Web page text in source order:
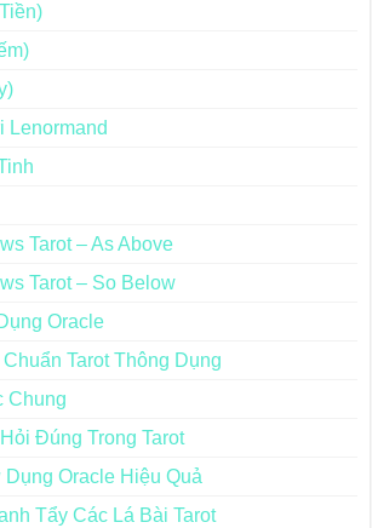
Lenormand
Tarot – As Above
Tarot – So Below
Oracle
Tarot Thông Dụng
Chung
Đúng Trong Tarot
Oracle Hiệu Quả
Tẩy Các Lá Bài Tarot